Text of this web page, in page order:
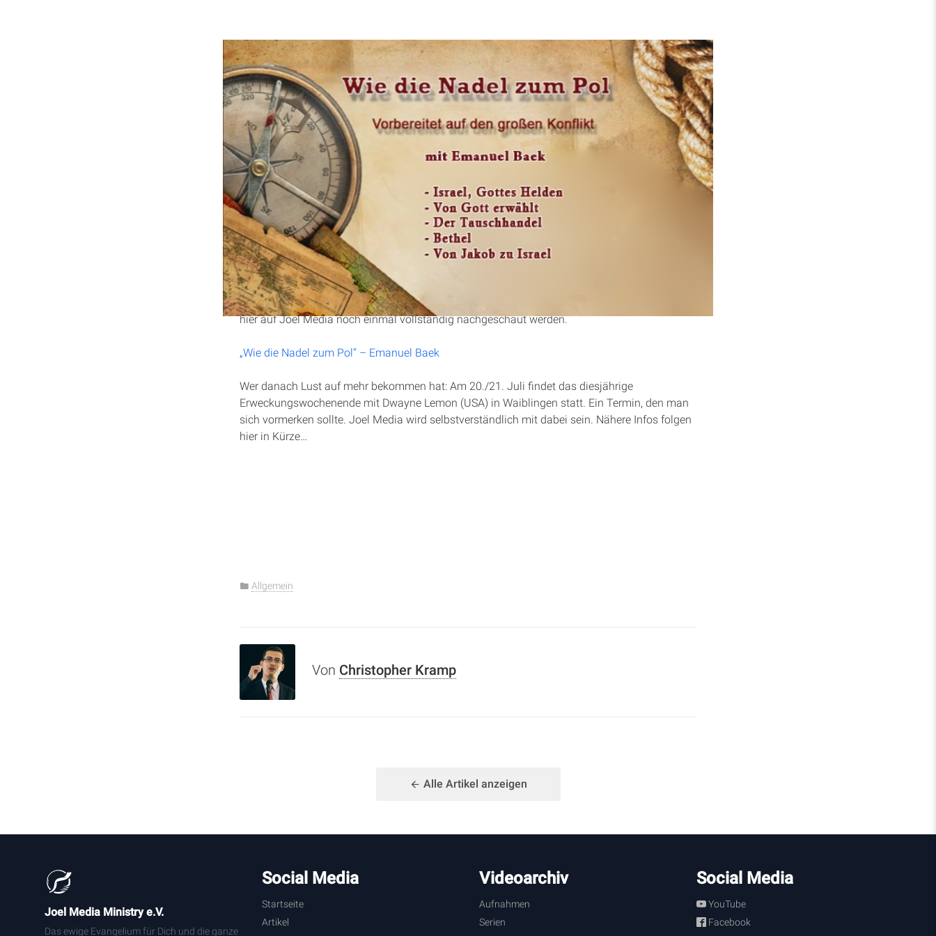
Erweckungsserie mit Emanuel Baek jetzt
online
Christopher Kramp
23. Mai 2012
„Wie die Nadel zum Pol“ – unter diesem Motto sprach Emanuel Baek,
Evangelist für Amazing Facts, letztes Jahr im Juli in Birkmannsweiler
beim jährlichen Erweckungswochenende des Bezirkes Waiblingen/Bad
Cannstatt. Es war eine gesegnete Zeit. 5 lebendige Themen über das
Leben Jakobs veranschaulichten die Bedeutung von Treue im
alltäglichen Glaubensleben, um für kommende größere Konflikte
vorbereitet zu sein. Jetzt können diese gewinnbringenden Botschaften
hier auf Joel Media noch einmal vollständig nachgeschaut werden.
„Wie die Nadel zum Pol“ – Emanuel Baek
Wer danach Lust auf mehr bekommen hat: Am 20./21. Juli findet das diesjährige
Erweckungswochenende mit Dwayne Lemon (USA) in Waiblingen statt. Ein Termin, den man
sich vormerken sollte. Joel Media wird selbstverständlich mit dabei sein. Nähere Infos folgen
hier in Kürze…
Allgemein
Von Christopher Kramp
Alle Artikel anzeigen
Joel Media Ministry e.V.
Das ewige Evangelium für Dich und die ganze
Social Media
Startseite
Artikel
Videoarchiv
Aufnahmen
Serien
Social Media
YouTube
Facebook